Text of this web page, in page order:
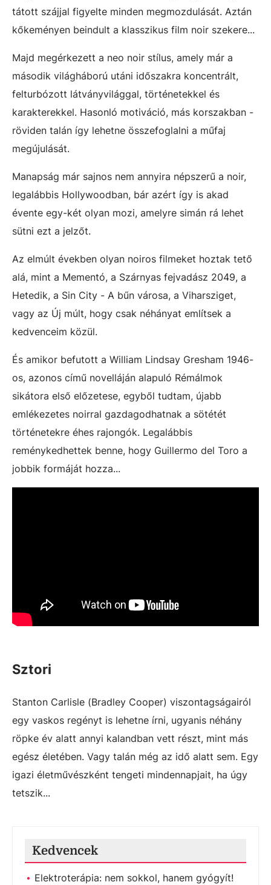
tátott szájjal figyelte minden megmozdulását. Aztán
kőkeményen beindult a klasszikus film noir szekere...
Majd megérkezett a neo noir stílus, amely már a
második világháború utáni időszakra koncentrált,
felturbózott látványvilággal, történetekkel és
karakterekkel. Hasonló motiváció, más korszakban -
röviden talán így lehetne összefoglalni a műfaj
megújulását.
Manapság már sajnos nem annyira népszerű a noir,
legalábbis Hollywoodban, bár azért így is akad
évente egy-két olyan mozi, amelyre simán rá lehet
sütni ezt a jelzőt.
Az elmúlt években olyan noiros filmeket hoztak tető
alá, mint a Mementó, a Szárnyas fejvadász 2049, a
Hetedik, a Sin City - A bűn városa, a Viharsziget,
vagy az Új múlt, hogy csak néhányat említsek a
kedvenceim közül.
És amikor befutott a William Lindsay Gresham 1946-
os, azonos című novelláján alapuló Rémálmok
sikátora első előzetese, egyből tudtam, újabb
emlékezetes noirral gazdagodhatnak a sötétét
történetekre éhes rajongók. Legalábbis
reménykedhettek benne, hogy Guillermo del Toro a
jobbik formáját hozza...
Sztori
Stanton Carlisle (Bradley Cooper) viszontagságairól
egy vaskos regényt is lehetne írni, ugyanis néhány
röpke év alatt annyi kalandban vett részt, mint más
egész életében. Vagy talán még az idő alatt sem. Egy
igazi életművészként tengeti mindennapjait, ha úgy
tetszik...
Kedvencek
Elektroterápia: nem sokkol, hanem gyógyít!